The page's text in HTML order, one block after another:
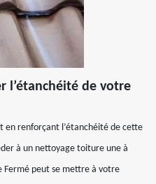
l’étanchéité de votre
en renforçant l’étanchéité de cette
à un nettoyage toiture une à
Fermé peut se mettre à votre